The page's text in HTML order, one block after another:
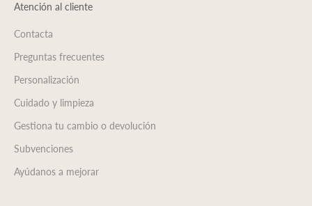
Atención al cliente
Contacta
Preguntas frecuentes
Personalización
Cuidado y limpieza
Gestiona tu cambio o devolución
Subvenciones
Ayúdanos a mejorar